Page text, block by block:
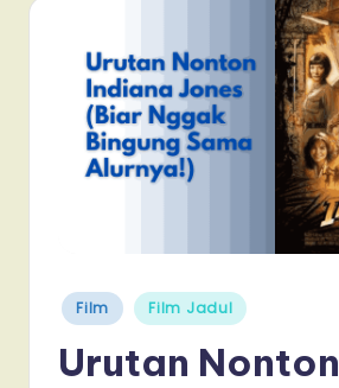
Posted
in
Film Film Jadul
Urutan Nonton